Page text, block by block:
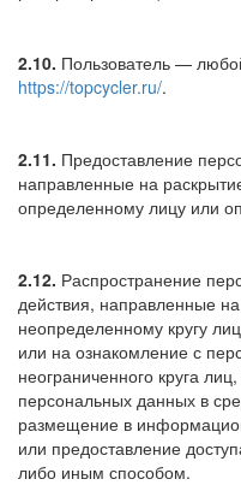
2.10. Пользователь —
https://topcycler.ru/.
2.11. Предоставление
направленные на
определенному лицу или
2.12. Распространение
действия, направленные
неопределенному кругу
или на ознакомление с
неограниченного круга
персональных данных в
размещение в
или предоставление
либо иным способом.